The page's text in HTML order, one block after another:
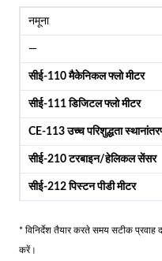
नमूना
—
सीई-110 मैकेनिकल फ्लो मीटर
सीई-111 डिजिटल फ्लो मीटर
CE-113 उच्च परिशुद्धता
सीई-210 टरबाइन/हेलिकल सेंसर
सीई-212 पिस्टन पीडी मीटर
* विनिर्देश तैयार करते समय सटीक प्रवाह
करें।